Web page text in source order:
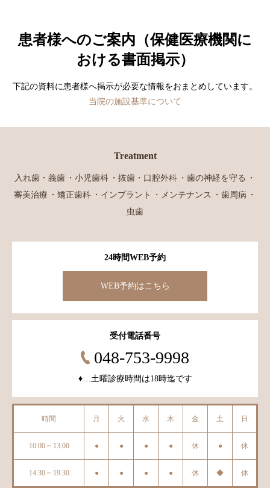
患者様へのご案内（保健医療機関に
おける書面掲示）
下記の資料に患者様へ掲示が必要な情報をおまとめしています。
当院の施設基準について
Treatment
入れ歯・義歯 小児歯科 抜歯・口腔外科
歯の神経を守る
審美治療
矯正歯科 インプラント メンテナンス
歯周病
虫歯
24時間WEB予約
WEB予約はこちら
受付電話番号
048-753-9998
♦︎…土曜診療時間は18時迄です
時間 月 火 水 木 金 土 日
10:00 ~ 13:00 ● ● ● ● 休 ● 休
14:30 ~ 19:30 ● ● ● ● 休 ◆ 休